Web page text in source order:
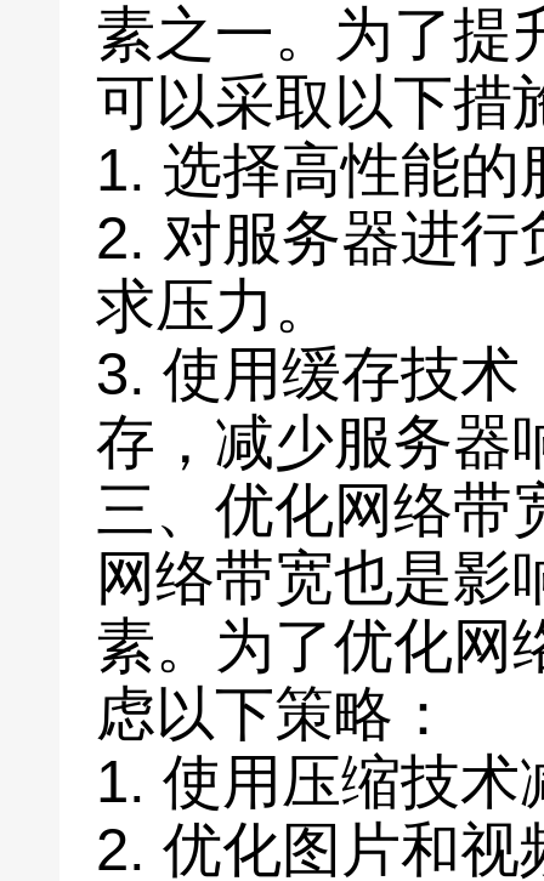
素之一。为了提
可以采取以下措
1. 选择高性能的
2. 对服务器进行
求压力。
3. 使用缓存技术
存，减少服务器
三、优化网络带
网络带宽也是影
素。为了优化网
虑以下策略：
1. 使用压缩技术
2. 优化图片和视